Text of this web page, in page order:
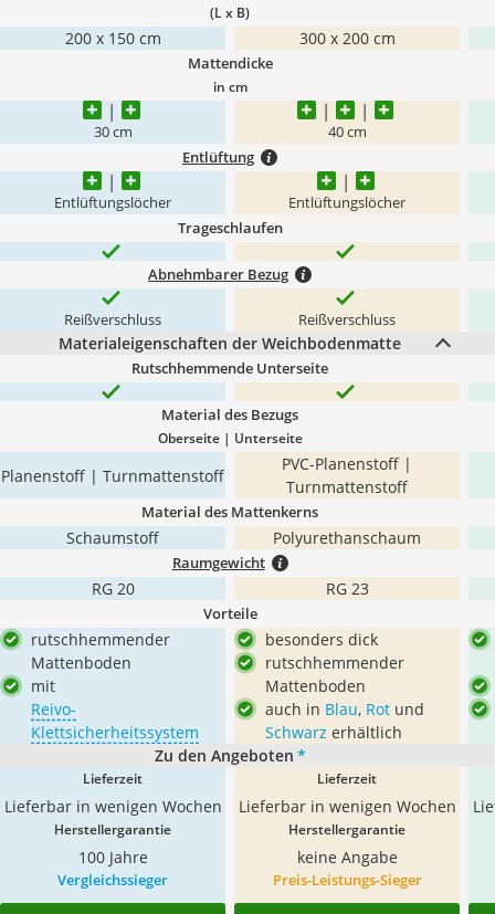
(L x B)
200 x 150 cm 300 x 200 cm
Mattendicke
in cm
30 cm 40 cm
Entlüftung
Entlüftungslöcher Entlüftungslöcher
Trageschlaufen
Abnehmbarer Bezug
Reißverschluss Reißverschluss
Materialeigenschaften der Weichbodenmatte
Rutschhemmende Unterseite
Material des Bezugs
Oberseite | Unterseite
Planenstoff | Turnmattenstoff
PVC-Planenstoff |
Turnmattenstoff
Material des Mattenkerns
Schaumstoff Polyurethanschaum
Raumgewicht
RG 20 RG 23
Vorteile
rutschhemmender
Mattenboden
mit
Reivo-
Klettsicherheitssystem
besonders dick
rutschhemmender
Mattenboden
auch in Blau, Rot und
Schwarz erhältlich
Zu den Angeboten *
Lieferzeit
Lieferbar in wenigen Wochen
Lieferzeit
Lieferbar in wenigen Wochen
Herstellergarantie
100 Jahre
Herstellergarantie
keine Angabe
Vergleichssieger Preis-Leistungs-Sieger